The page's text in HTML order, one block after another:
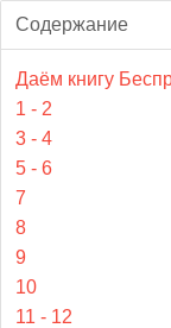
Содержание
Даём книгу
1 - 2
3 - 4
5 - 6
7
8
9
10
11 - 12